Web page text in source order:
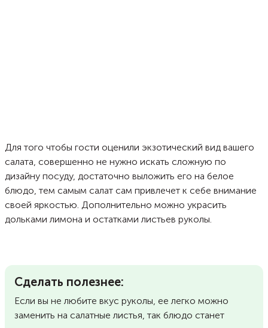
Для того чтобы гости оценили экзотический вид вашего
салата, совершенно не нужно искать сложную по
дизайну посуду, достаточно выложить его на белое
блюдо, тем самым салат сам привлечет к себе внимание
своей яркостью. Дополнительно можно украсить
дольками лимона и остатками листьев руколы.
Сделать полезнее:
Если вы не любите вкус руколы, ее легко можно
заменить на салатные листья, так блюдо станет